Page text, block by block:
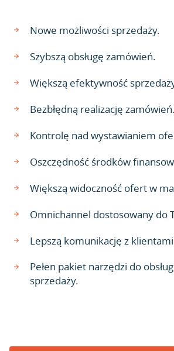
Nowe możliwości sprzedaży.
Szybszą obsługę zamówień.
Większą efektywność
Bezbłędną realizację zamówień.
Kontrolę nad wystawianiem
Oszczędność środków
Większą widoczność ofert w
Omnichannel dostosowany do
Lepszą komunikację z
Pełen pakiet narzędzi do
sprzedaży.